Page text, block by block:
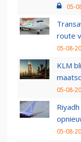
05-
route
05-08-
KLM
05-08-
05-08-